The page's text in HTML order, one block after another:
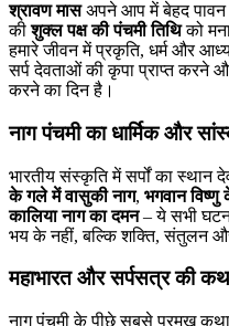
श्रावण मासअपने आप में बेहद पावन
कीशुक्ल पक्ष की पंचमी तिथिको
हमारे जीवन में प्रकृति, धर्म और
सर्प देवताओं की कृपा प्राप्त करने
करने का दिन है।
नाग पंचमी का धार्मिक और
भारतीय संस्कृति में सर्पों का स्थान
के गले में वासुकी नाग, भगवान
कालिया नाग का दमन– ये सभी
भय के नहीं, बल्कि शक्ति, संतुलन
महाभारत और सर्पसत्र की
नाग पंचमी के पीछे सबसे प्रमुख कथा